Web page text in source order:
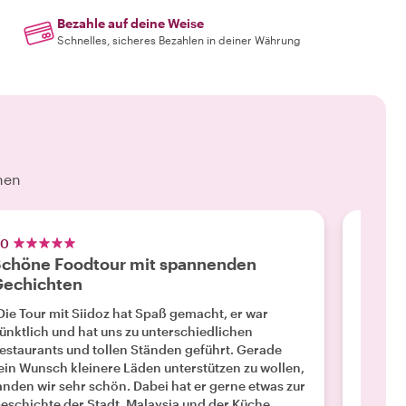
Bezahle auf deine Weise
Schnelles, sicheres Bezahlen in deiner Währung
Foodtour mit spannenden
Tour mit Siidoz hat Spaß gemacht, er war
und hat uns zu unterschiedlichen
und tollen Ständen geführt. Gerade
Wunsch kleinere Läden unterstützen zu wollen,
wir sehr schön. Dabei hat er gerne etwas zur